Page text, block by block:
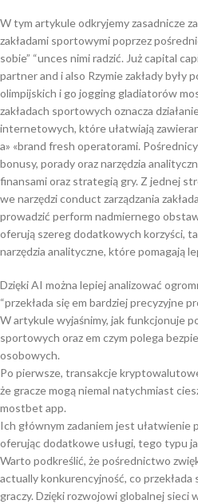
W tym artykule odkryjemy zasadnicze
zakładami sportowymi poprzez
sobie” “unces nimi radzić. Już capital
partner and i also Rzymie zakłady były
olimpijskich i go jogging gladiatorów
zakładach sportowych oznacza
internetowych, które ułatwiają
a» «brand fresh operatorami.
bonusy, porady oraz narzędzia
finansami oraz strategią gry. Z jednej
we narzędzi conduct zarządzania
prowadzić perform nadmiernego
oferują szereg dodatkowych korzyści,
narzędzia analityczne, które pomagają
Dzięki AI można lepiej analizować
“przekłada się em bardziej precyzyjne
W artykule wyjaśnimy, jak funkcjonuje
sportowych oraz em czym polega
osobowych.
Po pierwsze, transakcje
że gracze mogą niemal natychmiast
mostbet app.
Ich głównym zadaniem jest ułatwienie
oferując dodatkowe usługi, tego typu
Warto podkreślić, że pośrednictwo
actually konkurencyjność, co przekłada
graczy. Dzięki rozwojowi globalnej sieci